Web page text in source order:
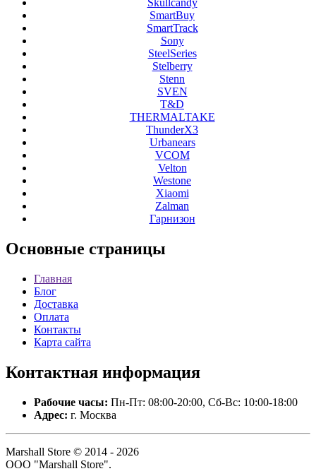
Skullcandy
SmartBuy
SmartTrack
Sony
SteelSeries
Stelberry
Stenn
SVEN
T&D
THERMALTAKE
ThunderX3
Urbanears
VCOM
Velton
Westone
Xiaomi
Zalman
Гарнизон
Основные страницы
Главная
Блог
Доставка
Оплата
Контакты
Карта сайта
Контактная информация
Рабочие часы: Пн-Пт: 08:00-20:00, Сб-Вс: 10:00-18:00
Адрес: г. Москва
Marshall Store © 2014 - 2026
ООО "Marshall Store".